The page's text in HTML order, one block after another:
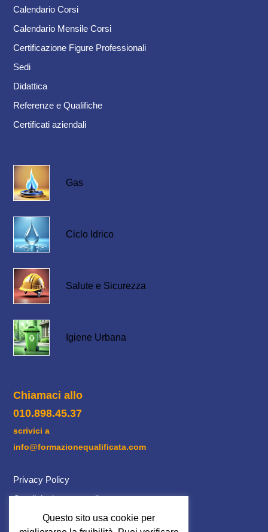
Calendario Corsi
Calendario Mensile Corsi
Certificazione Figure Professionali
Sedi
Didattica
Referenze e Qualifiche
Certificati aziendali
Gas
Ciclo Idrico
Salute e Sicurezza
Igiene Urbana
Chiamaci allo
010.898.45.37
scrivici a
info@formazionequalificata.com
Privacy Policy
Condizioni contrattuali
Cookie PolicyQuesto sito usa cookie per